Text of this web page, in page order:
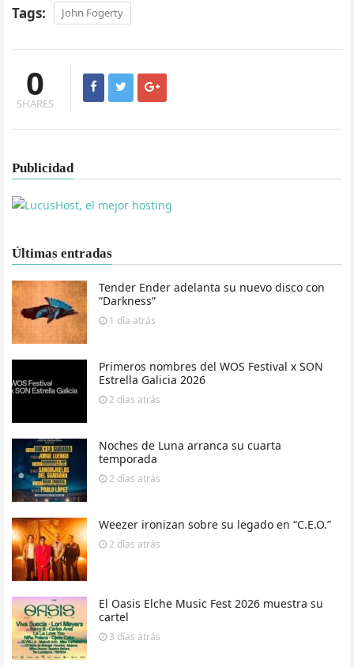
Tags: John Fogerty
0
SHARES
Publicidad
Últimas entradas
Tender Ender adelanta su nuevo disco con
“Darkness”
1 día atrás
Primeros nombres del WOS Festival x SON
Estrella Galicia 2026
2 días atrás
Noches de Luna arranca su cuarta
temporada
2 días atrás
Weezer ironizan sobre su legado en “C.E.O.”
2 días atrás
El Oasis Elche Music Fest 2026 muestra su
cartel
3 días atrás